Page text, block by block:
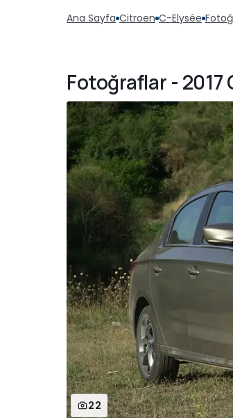
Ana Sayfa Citroen C-Elysée
Fotoğraflar - 2017
22